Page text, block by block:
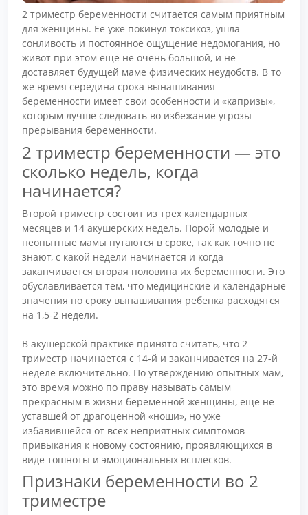
2 триместр беременности считается самым приятным
для женщины. Ее уже покинул токсикоз, ушла
сонливость и постоянное ощущение недомогания, но
живот при этом еще не очень большой, и не
доставляет будущей маме физических неудобств. В то
же время середина срока вынашивания
беременности имеет свои особенности и «капризы»,
которым лучше следовать во избежание угрозы
прерывания беременности.
2 триместр беременности — это
сколько недель, когда
начинается?
Второй триместр состоит из трех календарных
месяцев и 14 акушерских недель. Порой молодые и
неопытные мамы путаются в сроке, так как точно не
знают, с какой недели начинается и когда
заканчивается вторая половина их беременности. Это
обуславливается тем, что медицинские и календарные
значения по сроку вынашивания ребенка расходятся
на 1,5-2 недели.
В акушерской практике принято считать, что 2
триместр начинается с 14-й и заканчивается на 27-й
неделе включительно. По утверждению опытных мам,
это время можно по праву называть самым
прекрасным в жизни беременной женщины, еще не
уставшей от драгоценной «ноши», но уже
избавившейся от всех неприятных симптомов
привыкания к новому состоянию, проявляющихся в
виде тошноты и эмоциональных всплесков.
Признаки беременности во 2
триместре